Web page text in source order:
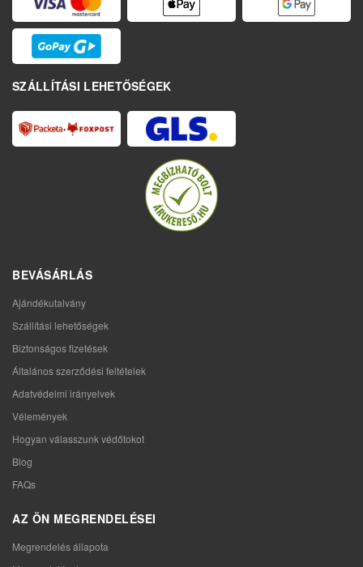
SZÁLLÍTÁSI LEHETŐSÉGEK
BEVÁSÁRLÁS
Ajándékutalvány
Szállítási lehetőségek
Biztonságos fizetések
Általános szerződési feltételek
Adatvédelmi irányelvek
Vélemények
Hogyan válasszunk védőtokot
Blog
FAQs
AZ ÖN MEGRENDELÉSEI
Megrendelés állapota